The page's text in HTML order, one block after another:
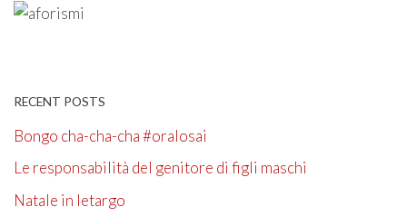
RECENT POSTS
Bongo cha-cha-cha #oralosai
Le responsabilità del genitore di figli maschi
Natale in letargo